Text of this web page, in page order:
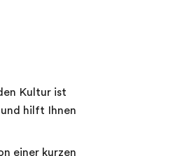
Kultur ist
hilft Ihnen
einer kurzen